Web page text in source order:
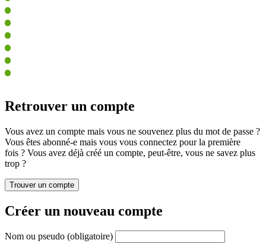
Retrouver un compte
Vous avez un compte mais vous ne souvenez plus du mot de passe ?
Vous êtes abonné-e mais vous vous connectez pour la première
fois ? Vous avez déjà créé un compte, peut-être, vous ne savez plus
trop ?
Créer un nouveau compte
Nom ou pseudo (obligatoire)